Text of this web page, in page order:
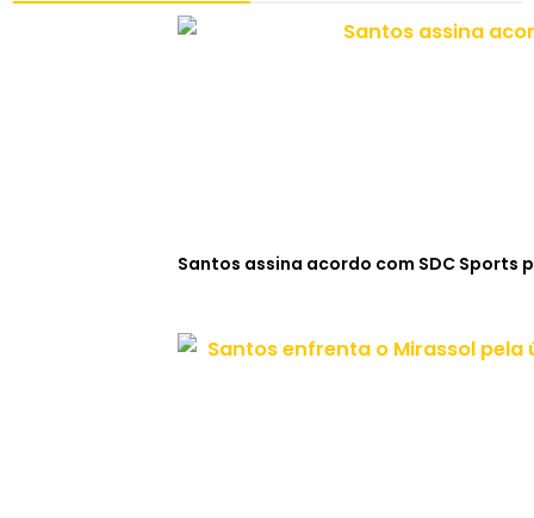
Santos assina acordo com SDC Sports